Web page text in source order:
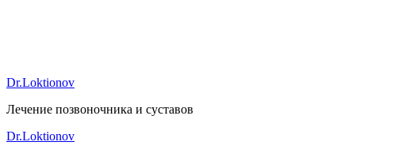
Dr.Loktionov
Лечение позвоночника и суставов
Dr.Loktionov